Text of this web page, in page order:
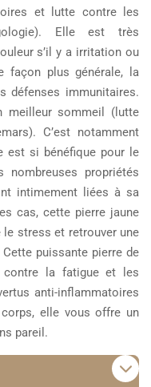
et lutte contre les
Elle est très
s’il y a irritation ou
façon plus générale, la
défenses immunitaires.
meilleur sommeil (lutte
C’est notamment
est si bénéfique pour le
propriétés
intimement liées à sa
cas, cette pierre jaune
stress et retrouver une
puissante pierre de
la fatigue et les
anti-inflammatoires
elle vous offre un
pareil.